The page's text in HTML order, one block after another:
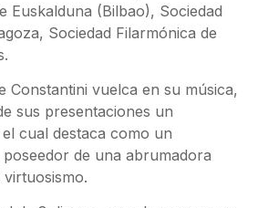
Euskalduna (Bilbao), Sociedad
Sociedad Filarmónica de
Constantini vuelca en su música,
sus presentaciones un
cual destaca como un
de una abrumadora